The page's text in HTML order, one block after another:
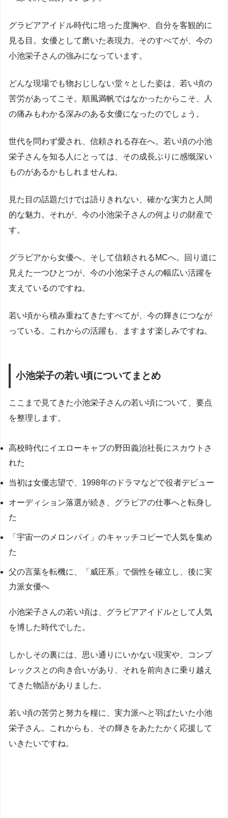
グラビアアイドル時代に培った度胸や、自分を客観的に
見る目。女優として磨いた表現力。そのすべてが、今の
小池栄子さんの強みになっています。
どんな現場でも物おじしない堂々とした姿は、若い頃の
苦労があってこそ。順風満帆ではなかったからこそ、人
の痛みもわかる深みのある女優になったのでしょう。
世代を問わず愛され、信頼される存在へ。若い頃の小池
栄子さんを知る人にとっては、その成長ぶりに感慨深い
ものがあるかもしれませんね。
見た目の話題だけでは語りきれない、確かな実力と人間
的な魅力。それが、今の小池栄子さんの何よりの財産で
す。
グラビアから女優へ、そして信頼されるMCへ。回り道に
見えた一つひとつが、今の小池栄子さんの幅広い活躍を
支えているのですね。
若い頃から積み重ねてきたすべてが、今の輝きにつなが
っている。これからの活躍も、ますます楽しみですね。
小池栄子の若い頃についてまとめ
ここまで見てきた小池栄子さんの若い頃について、要点
を整理します。
高校時代にイエローキャブの野田義治社長にスカウトさ
れた
当初は女優志望で、1998年のドラマなどで役者デビュー
オーディション落選が続き、グラビアの仕事へと転身し
た
「宇宙一のメロンパイ」のキャッチコピーで人気を集め
た
父の言葉を転機に、「威圧系」で個性を確立し、後に実
力派女優へ
小池栄子さんの若い頃は、グラビアアイドルとして人気
を博した時代でした。
しかしその裏には、思い通りにいかない現実や、コンプ
レックスとの向き合いがあり、それを前向きに乗り越え
てきた物語がありました。
若い頃の苦労と努力を糧に、実力派へと羽ばたいた小池
栄子さん。これからも、その輝きをあたたかく応援して
いきたいですね。